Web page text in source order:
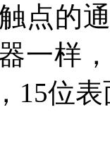
点的
一样
15位